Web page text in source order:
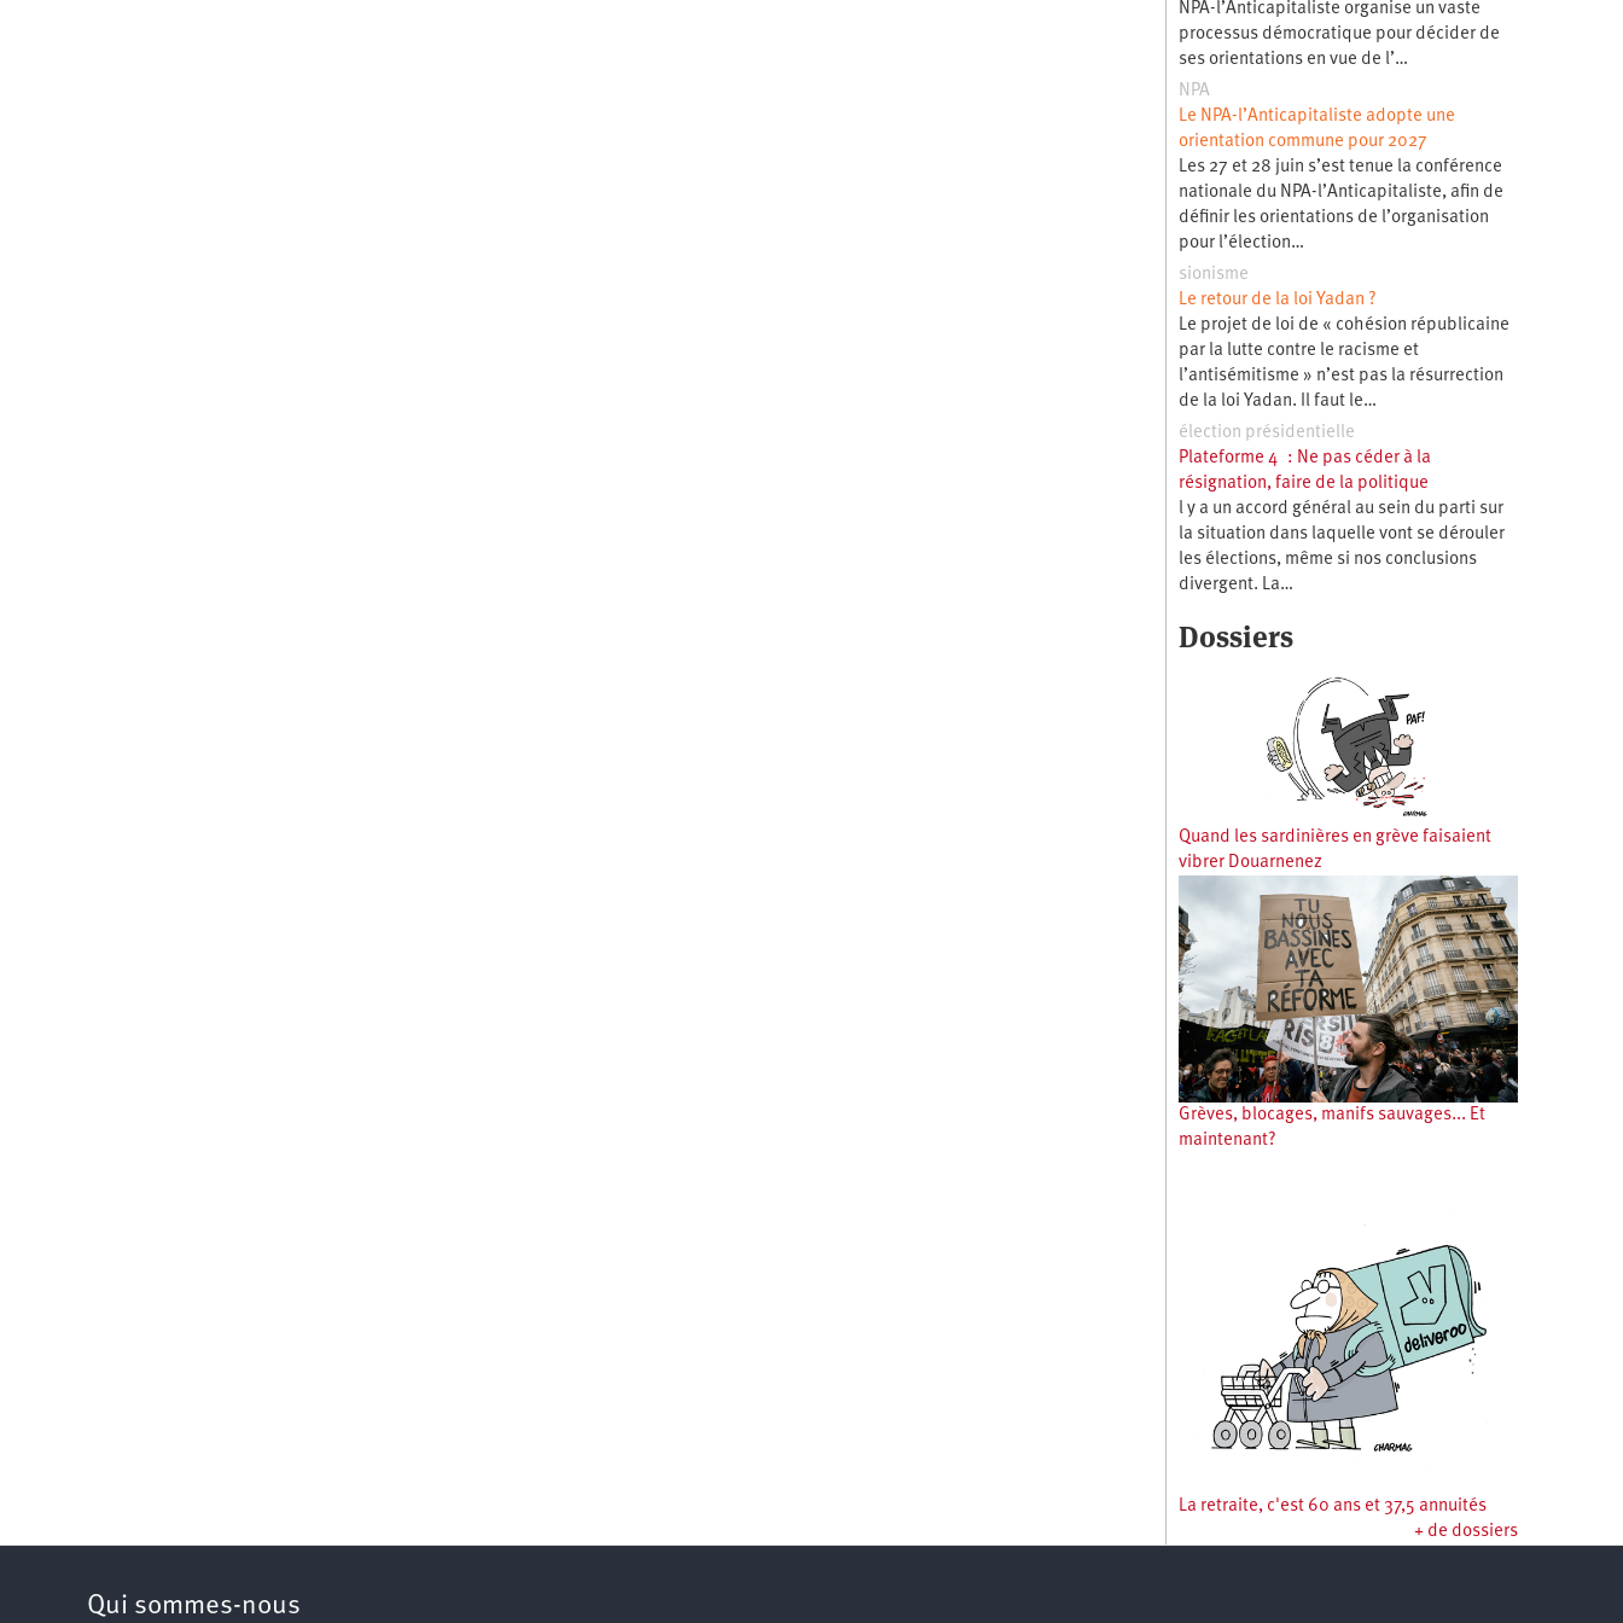
NPA-l’Anticapitaliste organise un vaste
processus démocratique pour décider de
ses orientations en vue de l’…
NPA
Le NPA-l’Anticapitaliste adopte une
orientation commune pour 2027
Les 27 et 28 juin s’est tenue la conférence
nationale du NPA-l’Anticapitaliste, afin de
définir les orientations de l’organisation
pour l’élection…
sionisme
Le retour de la loi Yadan ?
Le projet de loi de « cohésion républicaine
par la lutte contre le racisme et
l’antisémitisme » n’est pas la résurrection
de la loi Yadan. Il faut le…
élection présidentielle
Plateforme 4 : Ne pas céder à la
résignation, faire de la politique
l y a un accord général au sein du parti sur
la situation dans laquelle vont se dérouler
les élections, même si nos conclusions
divergent. La…
Dossiers
Quand les sardinières en grève faisaient
vibrer Douarnenez
Grèves, blocages, manifs sauvages... Et
maintenant?
La retraite, c'est 60 ans et 37,5 annuités
+ de dossiers
Qui sommes-nous